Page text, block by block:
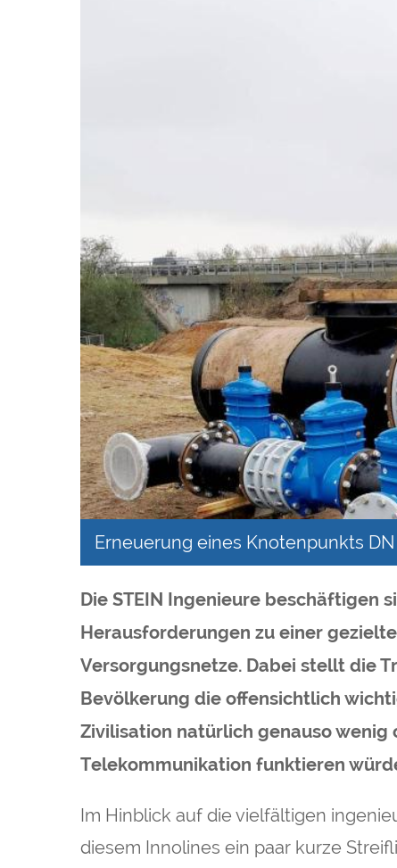
Erneuerung eines Knotenpunkts
Die STEIN Ingenieure beschäftigen
Herausforderungen zu einer
Versorgungsnetze. Dabei stellt die
Bevölkerung die offensichtlich
Zivilisation natürlich genauso
Telekommunikation funktieren
Im Hinblick auf die vielfältigen
diesem Innolines ein paar kurze